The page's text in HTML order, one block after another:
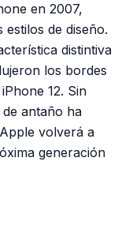
en 2007,
de diseño.
distintiva
los bordes
12. Sin
antaño ha
volverá a
generación